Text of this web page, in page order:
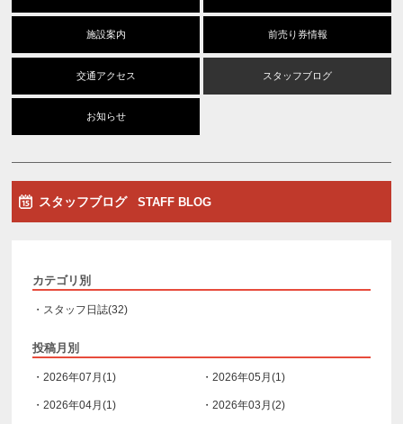
施設案内 前売り券情報
交通アクセス スタッフブログ
お知らせ
スタッフブログ STAFF BLOG
カテゴリ別
・スタッフ日誌(32)
投稿月別
・2026年07月(1) ・2026年05月(1)
・2026年04月(1) ・2026年03月(2)